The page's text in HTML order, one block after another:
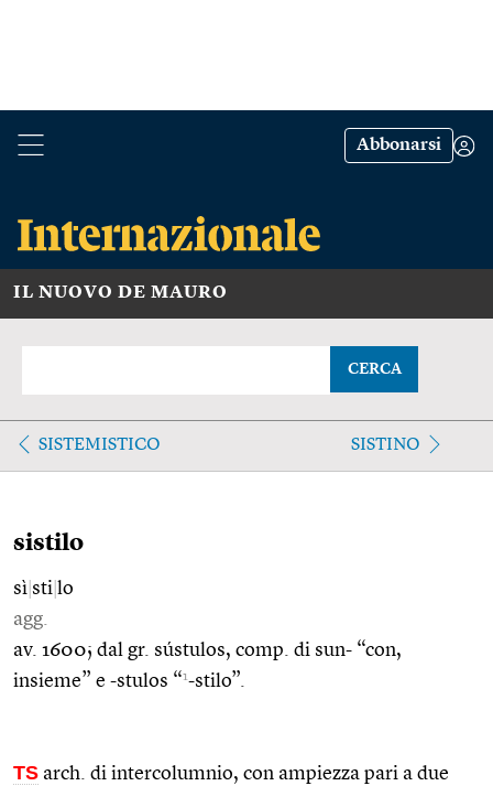
Abbonarsi
IL NUOVO DE MAURO
CERCA
SISTEMISTICO SISTINO
sistilo
sì sti lo
agg.
av. 1600; dal gr. sústulos, comp. di sun- “con,
insieme” e -stulos “1-stilo”.
TS arch. di intercolumnio, con ampiezza pari a due